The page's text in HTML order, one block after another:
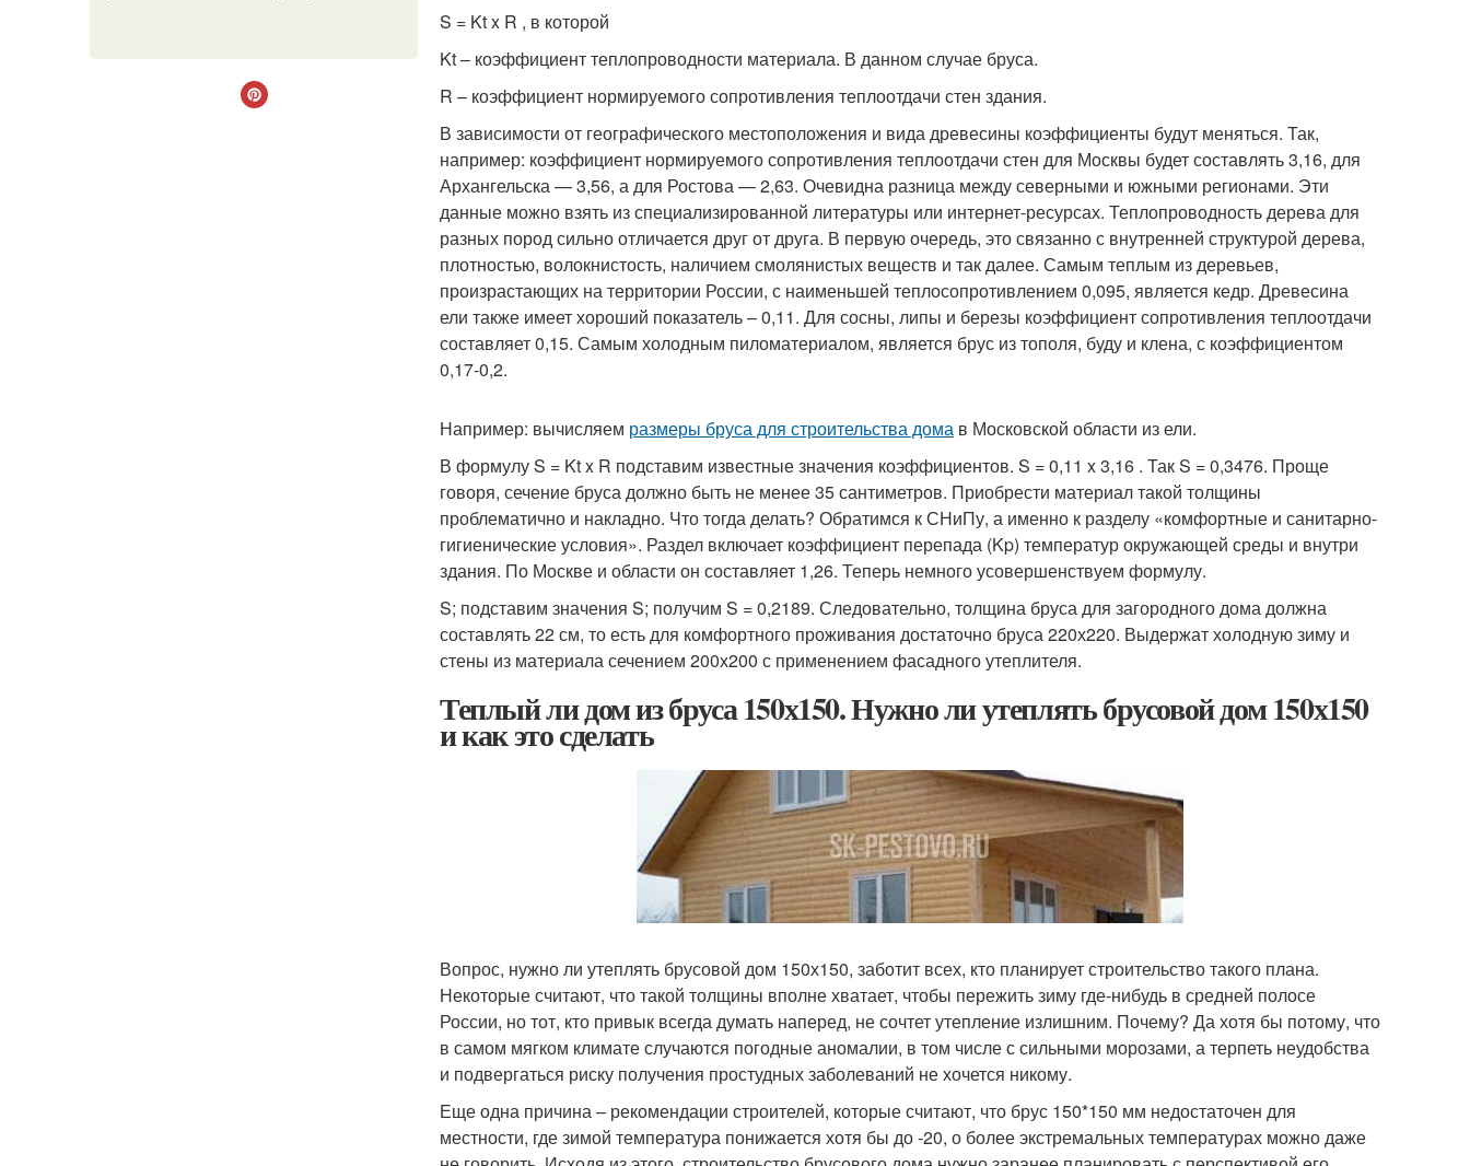
S = Kt x R , в которой
Kt – коэффициент теплопроводности материала. В данном случае бруса.
R – коэффициент нормируемого сопротивления теплоотдачи стен здания.
В зависимости от географического местоположения и вида древесины коэффициенты будут меняться. Так,
например: коэффициент нормируемого сопротивления теплоотдачи стен для Москвы будет составлять 3,16, для
Архангельска — 3,56, а для Ростова — 2,63. Очевидна разница между северными и южными регионами. Эти
данные можно взять из специализированной литературы или интернет-ресурсах. Теплопроводность дерева для
разных пород сильно отличается друг от друга. В первую очередь, это связанно с внутренней структурой дерева,
плотностью, волокнистость, наличием смолянистых веществ и так далее. Самым теплым из деревьев,
произрастающих на территории России, с наименьшей теплосопротивлением 0,095, является кедр. Древесина
ели также имеет хороший показатель – 0,11. Для сосны, липы и березы коэффициент сопротивления теплоотдачи
составляет 0,15. Самым холодным пиломатериалом, является брус из тополя, буду и клена, с коэффициентом
0,17-0,2.
Например: вычисляем размеры бруса для строительства дома в Московской области из ели.
В формулу S = Kt x R подставим известные значения коэффициентов. S = 0,11 x 3,16 . Так S = 0,3476. Проще
говоря, сечение бруса должно быть не менее 35 сантиметров. Приобрести материал такой толщины
проблематично и накладно. Что тогда делать? Обратимся к СНиПу, а именно к разделу «комфортные и санитарно-
гигиенические условия». Раздел включает коэффициент перепада (Kp) температур окружающей среды и внутри
здания. По Москве и области он составляет 1,26. Теперь немного усовершенствуем формулу.
S; подставим значения S; получим S = 0,2189. Следовательно, толщина бруса для загородного дома должна
составлять 22 см, то есть для комфортного проживания достаточно бруса 220х220. Выдержат холодную зиму и
стены из материала сечением 200х200 с применением фасадного утеплителя.
Теплый ли дом из бруса 150х150. Нужно ли утеплять брусовой дом 150х150
и как это сделать
Вопрос, нужно ли утеплять брусовой дом 150х150, заботит всех, кто планирует строительство такого плана.
Некоторые считают, что такой толщины вполне хватает, чтобы пережить зиму где-нибудь в средней полосе
России, но тот, кто привык всегда думать наперед, не сочтет утепление излишним. Почему? Да хотя бы потому, что
в самом мягком климате случаются погодные аномалии, в том числе с сильными морозами, а терпеть неудобства
и подвергаться риску получения простудных заболеваний не хочется никому.
Еще одна причина – рекомендации строителей, которые считают, что брус 150*150 мм недостаточен для
местности, где зимой температура понижается хотя бы до -20, о более экстремальных температурах можно даже